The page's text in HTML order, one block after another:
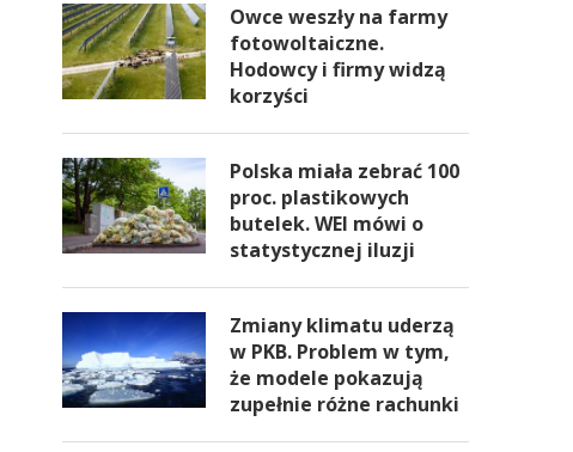
Owce weszły na farmy
fotowoltaiczne.
Hodowcy i firmy widzą
korzyści
Polska miała zebrać 100
proc. plastikowych
butelek. WEI mówi o
statystycznej iluzji
Zmiany klimatu uderzą
w PKB. Problem w tym,
że modele pokazują
zupełnie różne rachunki